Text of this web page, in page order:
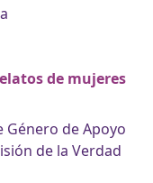
de mujeres
de Apoyo
de la Verdad